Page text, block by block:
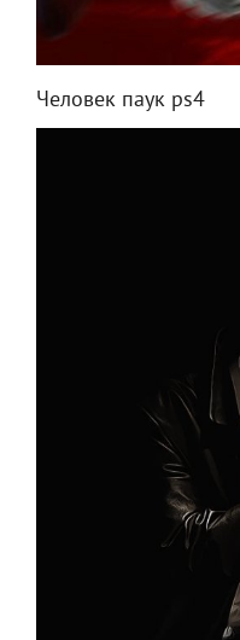
Человек паук ps4